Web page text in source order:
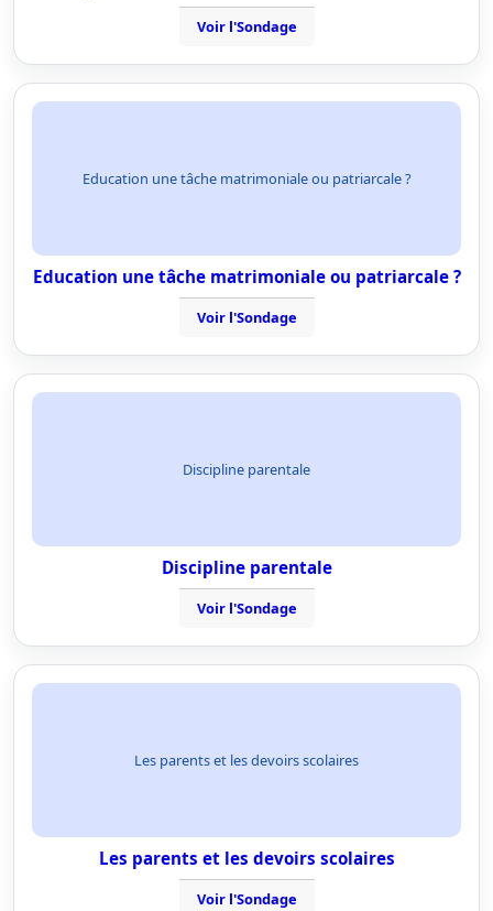
Voir l'Sondage
Education une tâche matrimoniale ou patriarcale ?
Education une tâche matrimoniale ou patriarcale ?
Voir l'Sondage
Discipline parentale
Discipline parentale
Voir l'Sondage
Les parents et les devoirs scolaires
Les parents et les devoirs scolaires
Voir l'Sondage